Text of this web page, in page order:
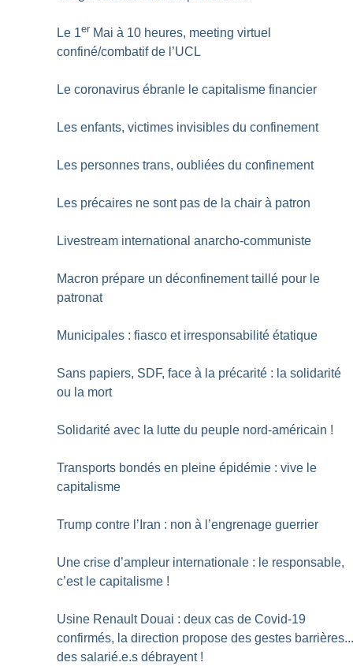
Le 1er Mai à 10 heures, meeting virtuel
confiné/combatif de l’UCL
Le coronavirus ébranle le capitalisme financier
Les enfants, victimes invisibles du confinement
Les personnes trans, oubliées du confinement
Les précaires ne sont pas de la chair à patron
Livestream international anarcho-communiste
Macron prépare un déconfinement taillé pour le
patronat
Municipales : fiasco et irresponsabilité étatique
Sans papiers, SDF, face à la précarité : la solidarité
ou la mort
Solidarité avec la lutte du peuple nord-américain !
Transports bondés en pleine épidémie : vive le
capitalisme
Trump contre l’Iran : non à l’engrenage guerrier
Une crise d’ampleur internationale : le responsable,
c’est le capitalisme !
Usine Renault Douai : deux cas de Covid-19
confirmés, la direction propose des gestes
des salarié.e.s débrayent !